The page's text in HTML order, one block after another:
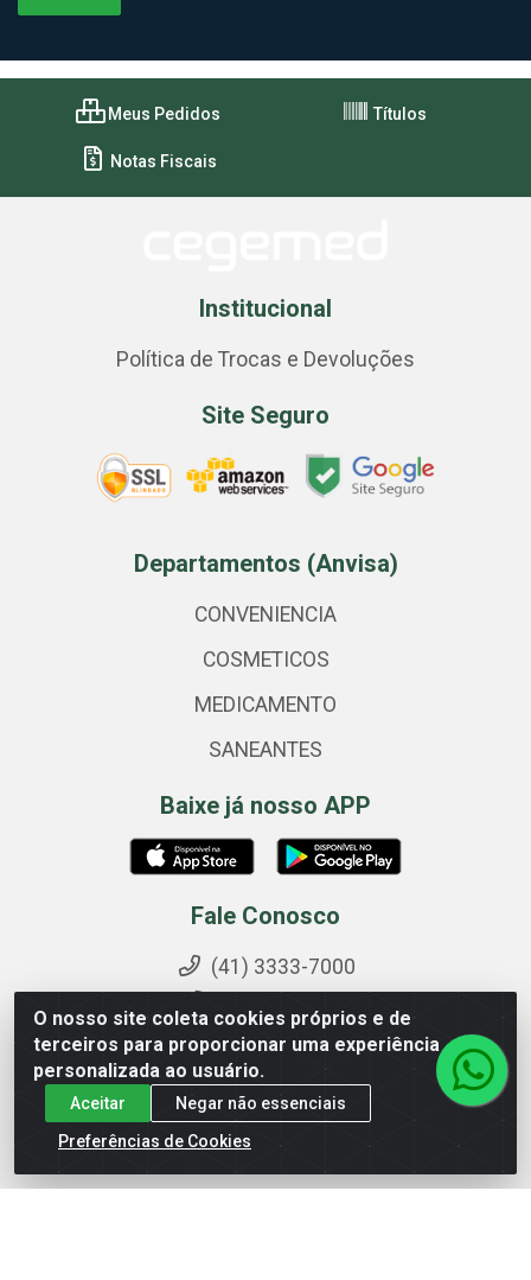
O nosso site coleta cookies próprios e de
terceiros para proporcionar uma experiência
personalizada ao usuário.
Aceitar
Negar não essenciais
Preferências de Cookies
Meus Pedidos Títulos
Notas Fiscais
Institucional
Política de Trocas e Devoluções
Site Seguro
Departamentos (Anvisa)
CONVENIENCIA
COSMETICOS
MEDICAMENTO
SANEANTES
Baixe já nosso APP
Fale Conosco
(41) 3333-7000
(41) 99194-9293 - 9h às 17h30
pedidos@cegemed.com.br
@cegemed